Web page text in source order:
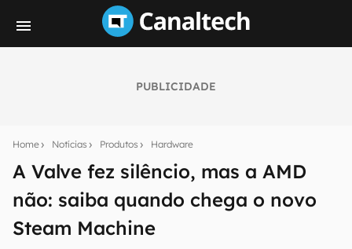
PUBLICIDADE
Home Notícias Produtos Hardware
A Valve fez silêncio, mas a AMD
não: saiba quando chega o novo
Steam Machine
notícias e reviews sobre tecnologia em primeira
mão.
E-mail